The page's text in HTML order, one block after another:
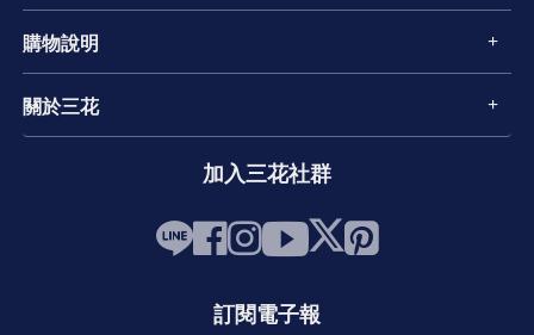
購物說明
關於三花
加入三花社群
訂閱電子報